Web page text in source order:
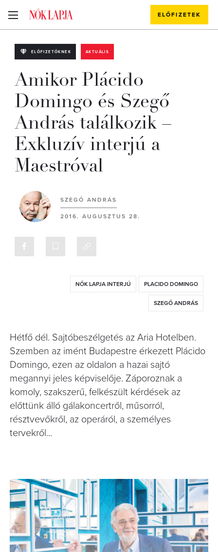
ELŐFIZETEK
ELŐFIZETŐKNEK AKTUÁLIS
Amikor Plácido
Domingo és Szegő
András találkozik –
Exkluzív interjú a
Maestróval
SZEGŐ ANDRÁS
2016. AUGUSZTUS 28.
NŐK LAPJA INTERJÚ PLACIDO DOMINGO
SZEGŐ ANDRÁS
Hétfő dél. Sajtóbeszélgetés az Aria Hotelben.
Szemben az imént Budapestre érkezett Plácido
Domingo, ezen az oldalon a hazai sajtó
megannyi jeles képviselője. Záporoznak a
komoly, szakszerű, felkészült kérdések az
előttünk álló gálakoncertről, műsorról,
résztvevőkről, az operáról, a személyes
tervekről...